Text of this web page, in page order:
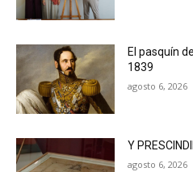
El pasquín
1839
agosto 6, 2026
Y
agosto 6, 2026